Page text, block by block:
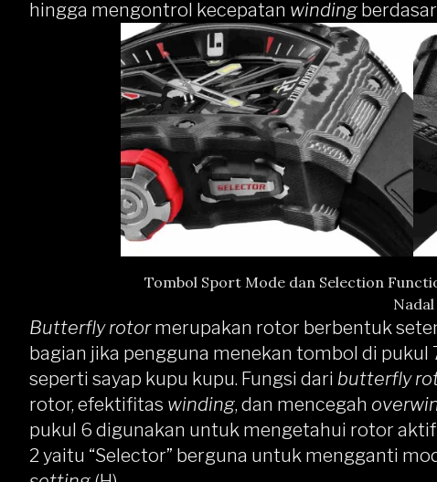
hingga mengontrol kecepatan winding
Tombol Sport Mode dan Selection
Nadal
Butterfly rotormerupakan rotor berbentuk
bagian jika pengguna menekan tombol di pukul
seperti sayap kupu kupu. Fungsi dari butterfly
rotor, efektifitas winding, dan mencegah
pukul 6 digunakan untuk mengetahui rotor
2 yaitu “Selector” berguna untuk mengganti